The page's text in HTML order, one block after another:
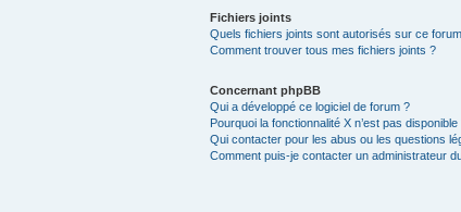
Fichiers joints
Quels fichiers joints sont autorisés sur ce
Comment trouver tous mes fichiers joints ?
Concernant phpBB
Qui a développé ce logiciel de forum ?
Pourquoi la fonctionnalité X n’est pas disponible
Qui contacter pour les abus ou les questions
Comment puis-je contacter un administrateur